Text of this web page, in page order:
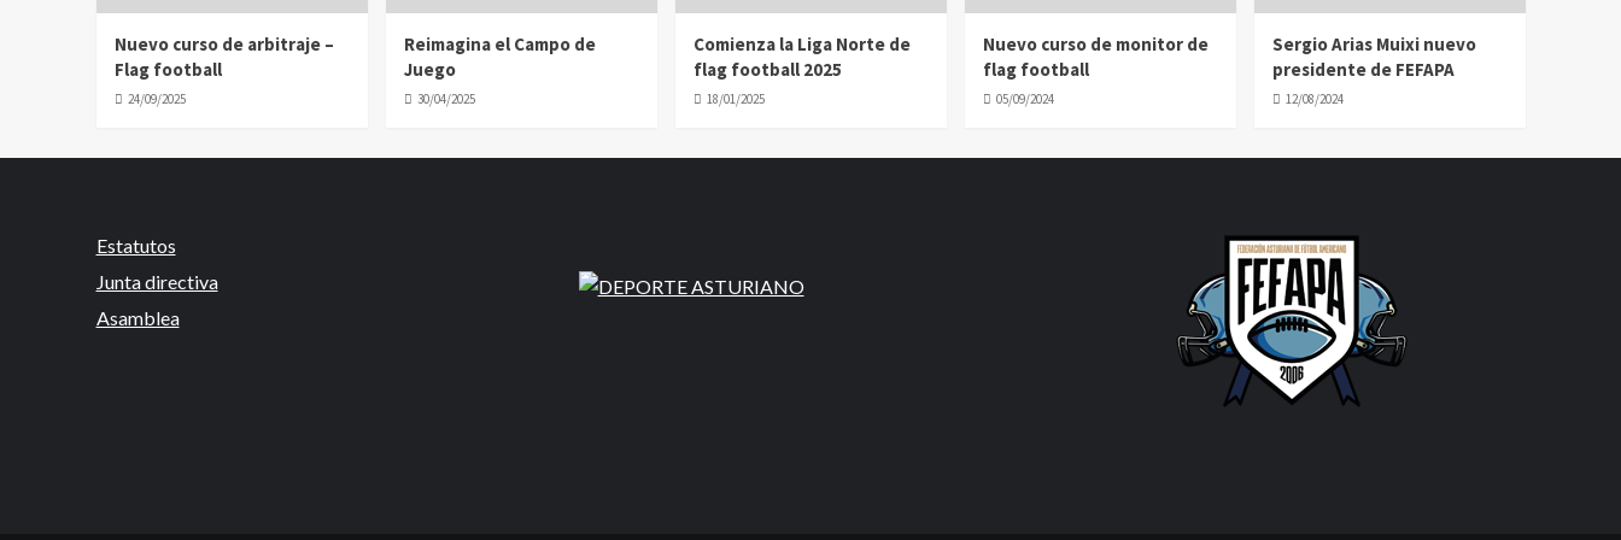
Nuevo curso de arbitraje –
Flag football
24/09/2025
Reimagina el Campo de
Juego
30/04/2025
Comienza la Liga Norte de
flag football 2025
18/01/2025
Nuevo curso de monitor de
flag football
05/09/2024
Sergio Arias Muixi nuevo
presidente de FEFAPA
12/08/2024
Estatutos
Junta directiva
Asamblea